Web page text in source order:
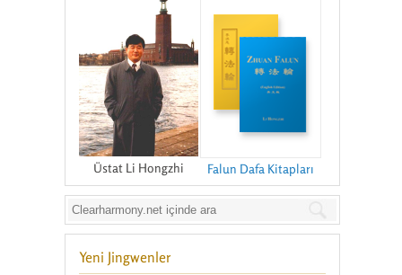
Üstat Li Hongzhi Falun Dafa Kitapları
Yeni Jingwenler